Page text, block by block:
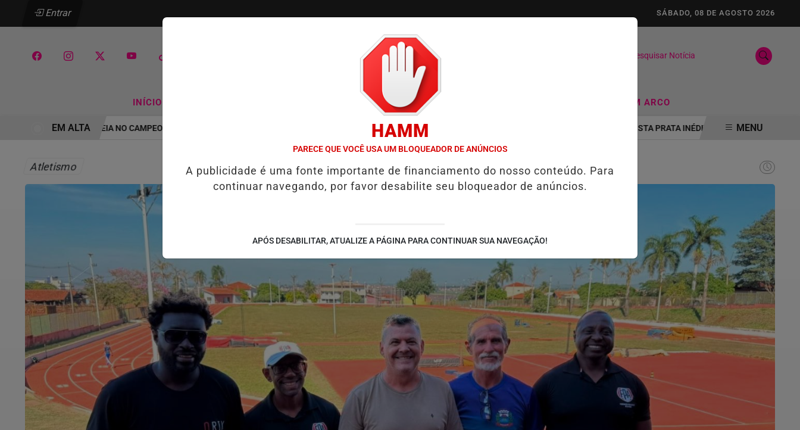
Entrar SÁBADO, 08 DE AGOSTO 2026
Pesquisar Notícia
INÍCIO JUDÔ ESPORTES AQUÁTICOS TIRO COM ARCO
ITAQUÁ ESTREIA NO CAMPEONATO PAULISTA MASCULINO DA DIVISÃO ESPECIAL CONTRA O SESI BAURU ATLETA DO RECREIO DA JUVENTUDE CONQUISTA PRATA INÉDITA NO PAN-AMERICANO
EM ALTA MENU
Atletismo
HAMM
PARECE QUE VOCÊ USA UM BLOQUEADOR DE ANÚNCIOS
A publicidade é uma fonte importante de financiamento do nosso conteúdo. Para
continuar navegando, por favor desabilite seu bloqueador de anúncios.
APÓS DESABILITAR, ATUALIZE A PÁGINA PARA CONTINUAR SUA NAVEGAÇÃO!